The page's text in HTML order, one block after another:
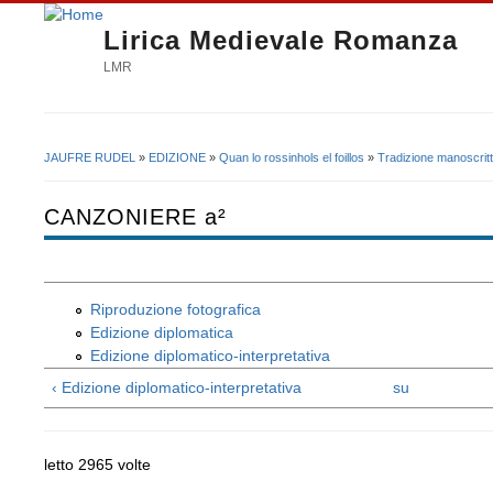
Lirica Medievale Romanza
LMR
JAUFRE RUDEL » EDIZIONE » Quan lo rossinhols el foillos » Tradizione
CANZONIERE a²
Riproduzione fotografica
Edizione diplomatica
Edizione diplomatico-interpretativa
‹ Edizione diplomatico-interpretativa
su
letto 2965 volte